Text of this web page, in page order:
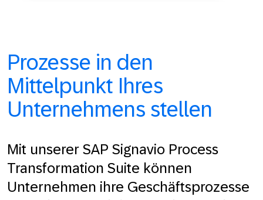
Prozesse in den
Mittelpunkt Ihres
Unternehmens stellen
Mit unserer SAP Signavio Process
Transformation Suite können
Unternehmen ihre Geschäftsprozesse